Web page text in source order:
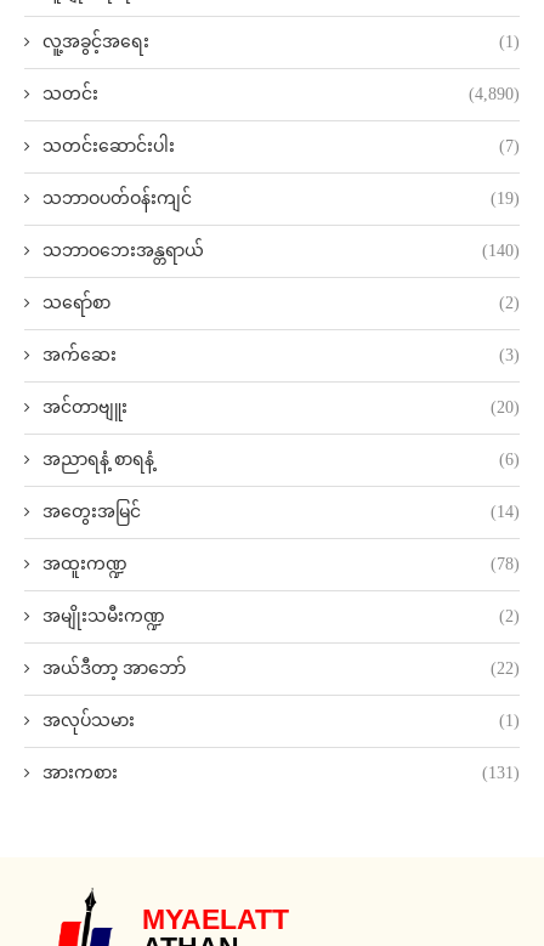
လူ့အခွင့်အရေး (1)
သတင်း (4,890)
သတင်းဆောင်းပါး (7)
သဘာဝပတ်ဝန်းကျင် (19)
သဘာဝဘေးအန္တရာယ် (140)
သရော်စာ (2)
အက်ဆေး (3)
အင်တာဗျူး (20)
အညာရနံ့ စာရနံ့ (6)
အတွေးအမြင် (14)
အထူးကဏ္ဍ (78)
အမျိုးသမီးကဏ္ဍ (2)
အယ်ဒီတာ့ အာဘော် (22)
အလုပ်သမား (1)
အားကစား (131)
MYAELATT